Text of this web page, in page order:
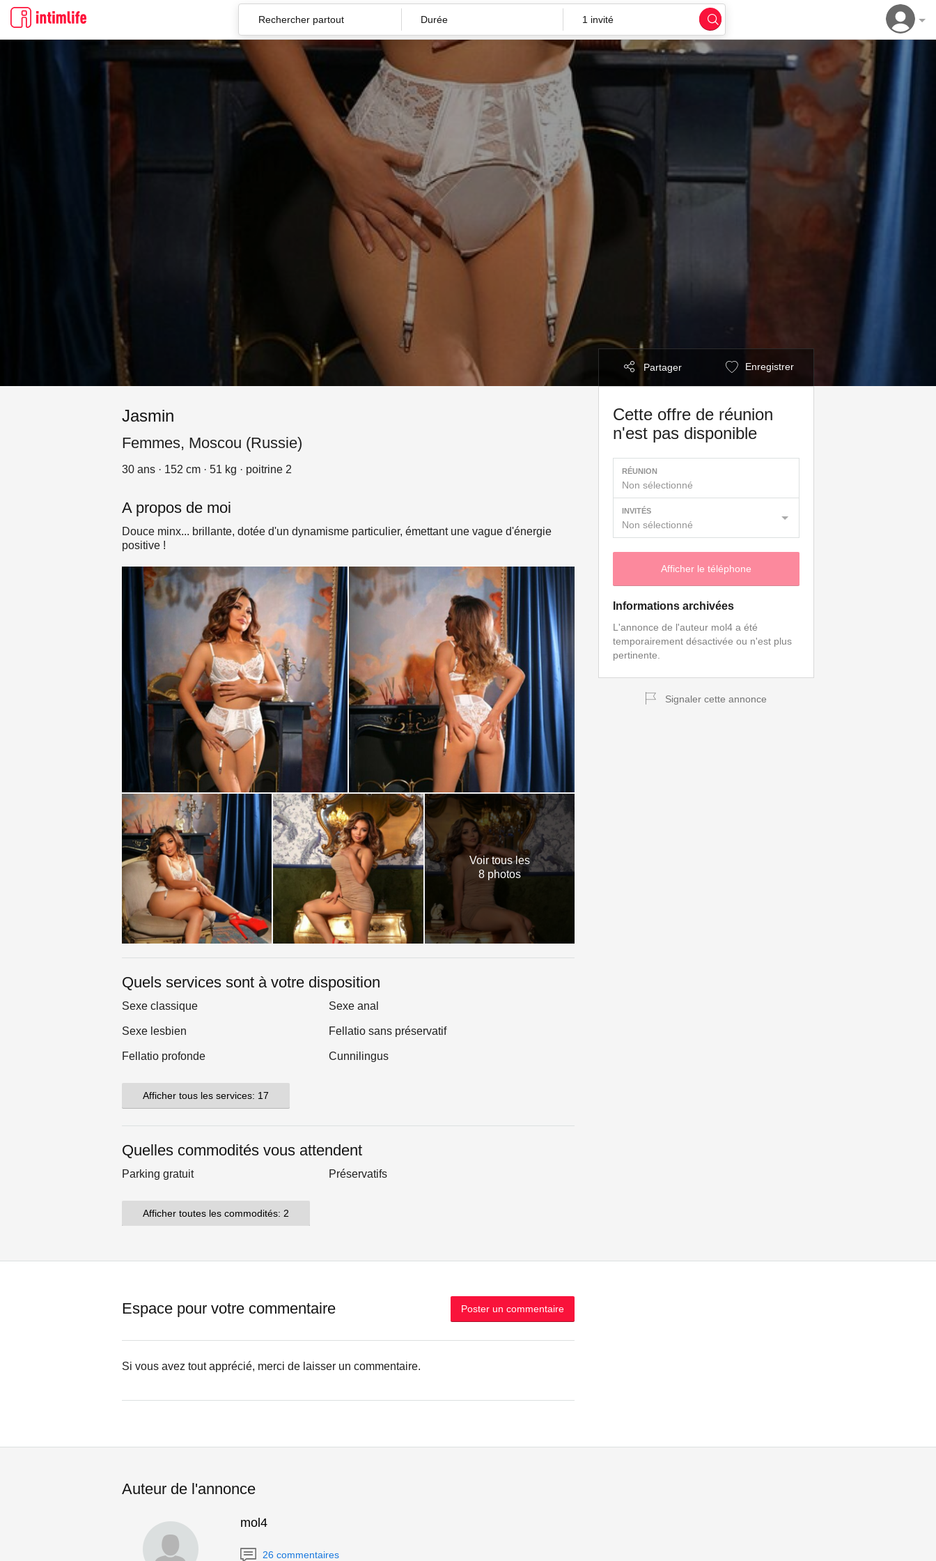
Durée 1 invité
Partager Enregistrer
Cette offre de réunion
n'est pas disponible
RÉUNION
Non sélectionné
INVITÉS
Non sélectionné
Afficher le téléphone
Informations archivées
L'annonce de l'auteur mol4 a été
temporairement désactivée ou n'est plus
pertinente.
Signaler cette annonce
Jasmin
Femmes, Moscou (Russie)
30 ans · 152 cm · 51 kg · poitrine 2
A propos de moi
Douce minx... brillante, dotée d'un dynamisme particulier, émettant une vague d'énergie
positive !
Voir tous les
8 photos
Quels services sont à votre disposition
Sexe classique Sexe anal
Sexe lesbien Fellatio sans préservatif
Fellatio profonde Cunnilingus
Afficher tous les services: 17
Quelles commodités vous attendent
Parking gratuit Préservatifs
Afficher toutes les commodités: 2
Espace pour votre commentaire Poster un commentaire
Si vous avez tout apprécié, merci de laisser un commentaire.
Auteur de l'annonce
mol4
26 commentaires